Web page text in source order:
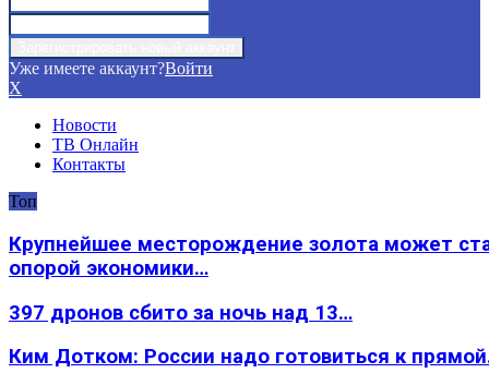
Уже имеете аккаунт?Войти
X
Новости
ТВ Онлайн
Контакты
Топ
Крупнейшее месторождение золота может
опорой экономики…
397 дронов сбито за ночь над 13…
Ким Дотком: России надо готовиться к